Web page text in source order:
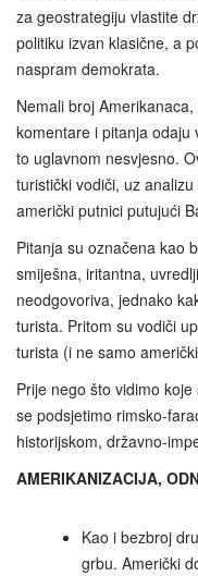
za geostrategiju vlastite
politiku izvan klasične, a
naspram demokrata.
Nemali broj
komentare i pitanja odaju
to uglavnom nesvjesno.
turistički vodiči, uz
američki putnici putujući
Pitanja su označena kao
smiješna, iritantna,
neodgovoriva, jednako
turista. Pritom su vodiči
turista (i ne samo
Prije nego što vidimo
se podsjetimo
historijskom, državno-
AMERIKANIZACIJA,
Kao i bezbroj
grbu. Američki